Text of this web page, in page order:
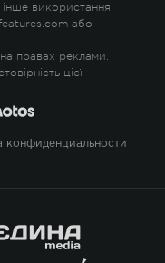
використання
або
правах реклами.
цієї
конфиденциальности